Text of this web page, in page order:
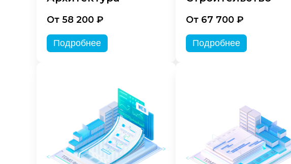
От 58 200 ₽
Подробнее
От 67 700 ₽
Подробнее